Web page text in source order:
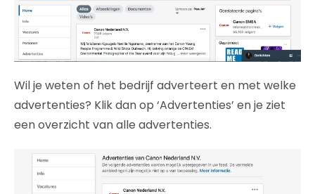
Wil je weten of het bedrijf adverteert en met welke
advertenties? Klik dan op ‘Advertenties’ en je ziet
een overzicht van alle advertenties.